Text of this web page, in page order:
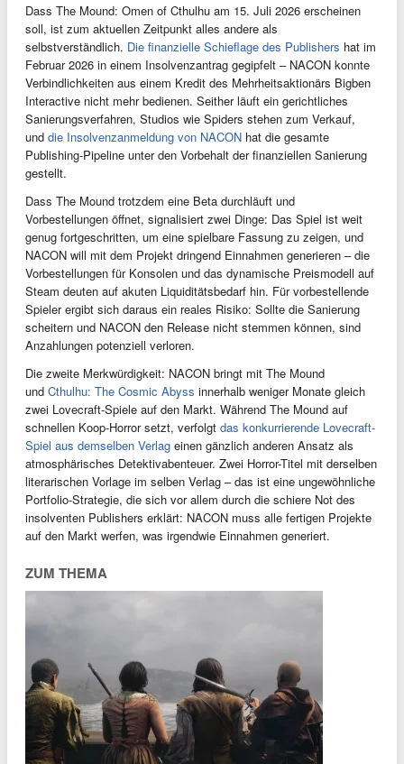
Dass The Mound: Omen of Cthulhu am 15. Juli 2026 erscheinen
soll, ist zum aktuellen Zeitpunkt alles andere als
selbstverständlich. Die finanzielle Schieflage des Publishers hat im
Februar 2026 in einem Insolvenzantrag gegipfelt – NACON konnte
Verbindlichkeiten aus einem Kredit des Mehrheitsaktionärs Bigben
Interactive nicht mehr bedienen. Seither läuft ein gerichtliches
Sanierungsverfahren, Studios wie Spiders stehen zum Verkauf,
und die Insolvenzanmeldung von NACON hat die gesamte
Publishing-Pipeline unter den Vorbehalt der finanziellen Sanierung
gestellt.
Dass The Mound trotzdem eine Beta durchläuft und
Vorbestellungen öffnet, signalisiert zwei Dinge: Das Spiel ist weit
genug fortgeschritten, um eine spielbare Fassung zu zeigen, und
NACON will mit dem Projekt dringend Einnahmen generieren – die
Vorbestellungen für Konsolen und das dynamische Preismodell auf
Steam deuten auf akuten Liquiditätsbedarf hin. Für vorbestellende
Spieler ergibt sich daraus ein reales Risiko: Sollte die Sanierung
scheitern und NACON den Release nicht stemmen können, sind
Anzahlungen potenziell verloren.
Die zweite Merkwürdigkeit: NACON bringt mit The Mound
und Cthulhu: The Cosmic Abyss innerhalb weniger Monate gleich
zwei Lovecraft-Spiele auf den Markt. Während The Mound auf
schnellen Koop-Horror setzt, verfolgt das konkurrierende Lovecraft-
Spiel aus demselben Verlag einen gänzlich anderen Ansatz als
atmosphärisches Detektivabenteuer. Zwei Horror-Titel mit derselben
literarischen Vorlage im selben Verlag – das ist eine ungewöhnliche
Portfolio-Strategie, die sich vor allem durch die schiere Not des
insolventen Publishers erklärt: NACON muss alle fertigen Projekte
auf den Markt werfen, was irgendwie Einnahmen generiert.
ZUM THEMA